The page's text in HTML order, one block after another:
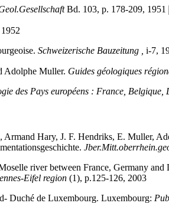
Bd. 103, p. 178-209, 1951
Schweizerische Bauzeitung , i-7,
Adolphe Muller. Guides géologiques
des Pays européens : France, Belgique,
Hary, J. F. Hendriks, E. Muller,
river between France, Germany
Eifel region (1), p.125-126, 2003
Duché de Luxembourg. Luxembourg: